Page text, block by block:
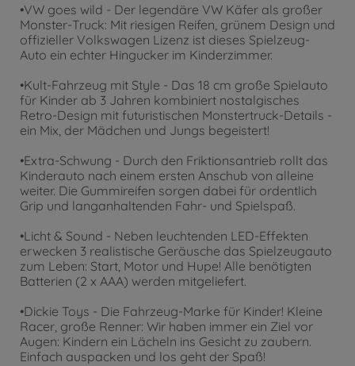
•VW goes wild - Der legendäre VW Käfer als großer
Monster-Truck: Mit riesigen Reifen, grünem Design und
offizieller Volkswagen Lizenz ist dieses Spielzeug-
Auto ein echter Hingucker im Kinderzimmer.
•Kult-Fahrzeug mit Style - Das 18 cm große Spielauto
für Kinder ab 3 Jahren kombiniert nostalgisches
Retro-Design mit futuristischen Monstertruck-Details -
ein Mix, der Mädchen und Jungs begeistert!
•Extra-Schwung - Durch den Friktionsantrieb rollt das
Kinderauto nach einem ersten Anschub von alleine
weiter. Die Gummireifen sorgen dabei für ordentlich
Grip und langanhaltenden Fahr- und Spielspaß.
•Licht & Sound - Neben leuchtenden LED-Effekten
erwecken 3 realistische Geräusche das Spielzeugauto
zum Leben: Start, Motor und Hupe! Alle benötigten
Batterien (2 x AAA) werden mitgeliefert.
•Dickie Toys - Die Fahrzeug-Marke für Kinder! Kleine
Racer, große Renner: Wir haben immer ein Ziel vor
Augen: Kindern ein Lächeln ins Gesicht zu zaubern.
Einfach auspacken und los geht der Spaß!